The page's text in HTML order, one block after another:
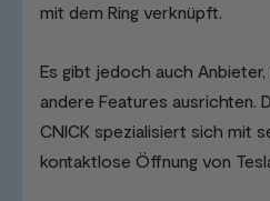
mit dem Ring verknüpft.
Es gibt jedoch auch Anbieter,
andere Features ausrichten.
CNICK spezialisiert sich mit
kontaktlose Öffnung von